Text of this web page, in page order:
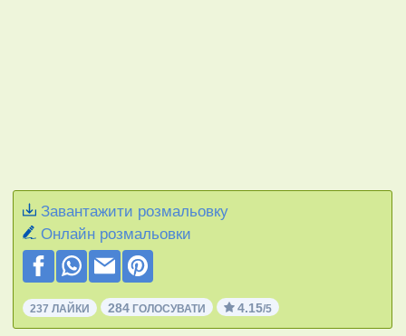
Завантажити розмальовку
Онлайн розмальовки
237 ЛАЙКИ 284 ГОЛОСУВАТИ 4.15/5